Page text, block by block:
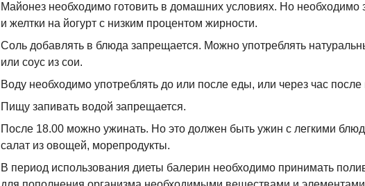
Майонез необходимо готовить в домашних условиях. Но необходимо
и желтки на йогурт с низким процентом жирности.
Соль добавлять в блюда запрещается. Можно употреблять
или соус из сои.
Воду необходимо употреблять до или после еды, или через час
Пищу запивать водой запрещается.
После 18.00 можно ужинать. Но это должен быть ужин с легкими
салат из овощей, морепродукты.
В период использования диеты балерин необходимо принимать